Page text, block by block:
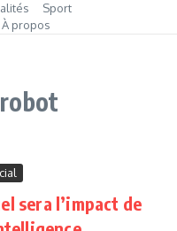
Sport
À propos
sera l’impact de